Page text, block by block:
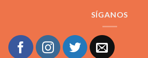
SÍGANOS